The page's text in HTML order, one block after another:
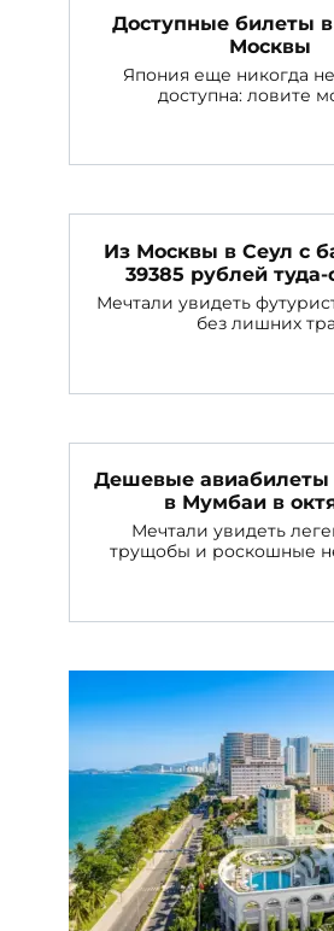
Доступные билеты в
Москвы
Япония еще никогда
доступна: ловите
Из Москвы в Сеул с
39385 рублей
Мечтали увидеть
без лишних
Дешевые авиабилеты
в Мумбаи в
Мечтали увидеть
трущобы и роскошные